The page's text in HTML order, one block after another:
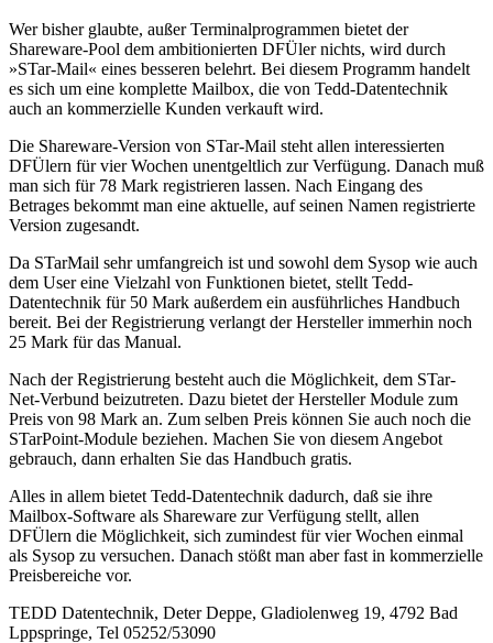
Wer bisher glaubte, außer Terminalprogrammen bietet der
Shareware-Pool dem ambitionierten DFÜler nichts, wird durch
»STar-Mail« eines besseren belehrt. Bei diesem Programm handelt
es sich um eine komplette Mailbox, die von Tedd-Datentechnik
auch an kommerzielle Kunden verkauft wird.
Die Shareware-Version von STar-Mail steht allen interessierten
DFÜlern für vier Wochen unentgeltlich zur Verfügung. Danach muß
man sich für 78 Mark registrieren lassen. Nach Eingang des
Betrages bekommt man eine aktuelle, auf seinen Namen registrierte
Version zugesandt.
Da STarMail sehr umfangreich ist und sowohl dem Sysop wie auch
dem User eine Vielzahl von Funktionen bietet, stellt Tedd-
Datentechnik für 50 Mark außerdem ein ausführliches Handbuch
bereit. Bei der Registrierung verlangt der Hersteller immerhin noch
25 Mark für das Manual.
Nach der Registrierung besteht auch die Möglichkeit, dem STar-
Net-Verbund beizutreten. Dazu bietet der Hersteller Module zum
Preis von 98 Mark an. Zum selben Preis können Sie auch noch die
STarPoint-Module beziehen. Machen Sie von diesem Angebot
gebrauch, dann erhalten Sie das Handbuch gratis.
Alles in allem bietet Tedd-Datentechnik dadurch, daß sie ihre
Mailbox-Software als Shareware zur Verfügung stellt, allen
DFÜlern die Möglichkeit, sich zumindest für vier Wochen einmal
als Sysop zu versuchen. Danach stößt man aber fast in kommerzielle
Preisbereiche vor.
TEDD Datentechnik, Deter Deppe, Gladiolenweg 19, 4792 Bad
Lppspringe, Tel 05252/53090